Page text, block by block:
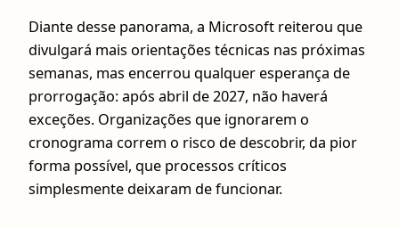
Diante desse panorama, a Microsoft reiterou que
divulgará mais orientações técnicas nas próximas
semanas, mas encerrou qualquer esperança de
prorrogação: após abril de 2027, não haverá
exceções. Organizações que ignorarem o
cronograma correm o risco de descobrir, da pior
forma possível, que processos críticos
simplesmente deixaram de funcionar.